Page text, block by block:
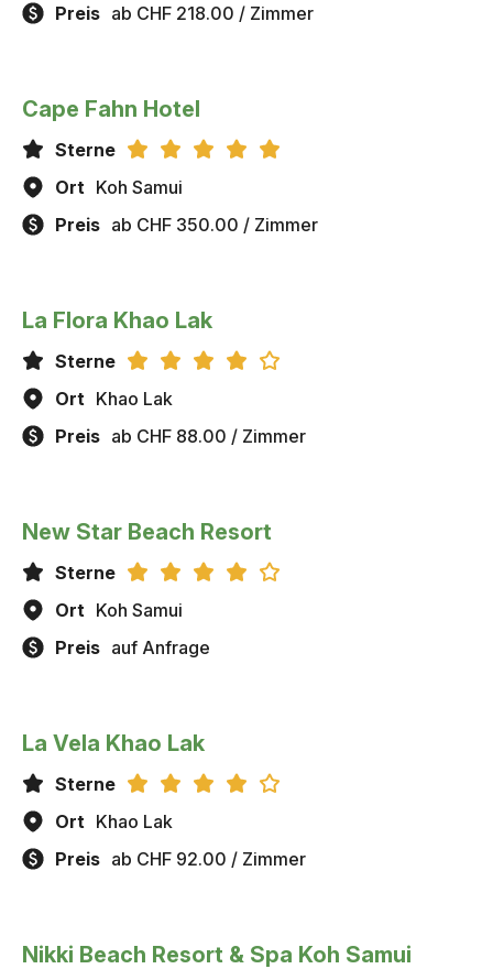
Preis ab CHF 218.00 / Zimmer
Cape Fahn Hotel
Sterne
Ort Koh Samui
Preis ab CHF 350.00 / Zimmer
La Flora Khao Lak
Sterne
Ort Khao Lak
Preis ab CHF 88.00 / Zimmer
New Star Beach Resort
Sterne
Ort Koh Samui
Preis auf Anfrage
La Vela Khao Lak
Sterne
Ort Khao Lak
Preis ab CHF 92.00 / Zimmer
Nikki Beach Resort & Spa Koh Samui